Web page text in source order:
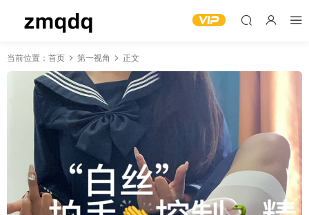
当前位置： 首页 第一视角 正文